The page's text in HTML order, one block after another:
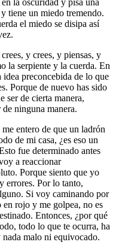
tiene un miedo tremendo.
el miedo se disipa así
y crees, y piensas, y
la serpiente y la cuerda. En
preconcebida de lo que
Porque de nuevo has sido
ser de cierta manera,
ninguna manera.
entero de que un ladrón
de mi casa, ¿es eso un
fue determinado antes
a reaccionar
Porque siento que yo
errores. Por lo tanto,
Si voy caminando por
en rojo y me golpea, no es
Entonces, ¿por qué
todo lo que te ocurra, ha
malo ni equivocado.